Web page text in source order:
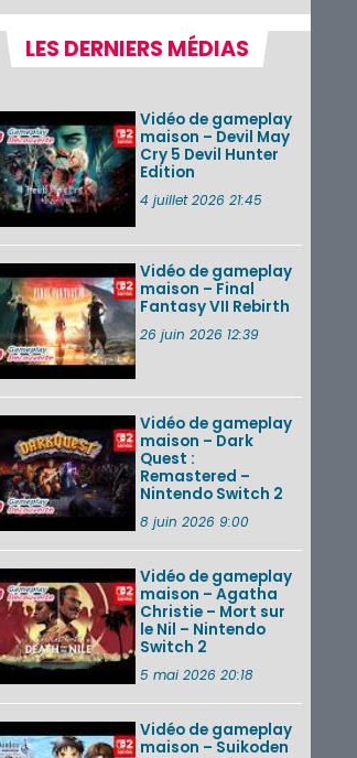
décembre ...
Nintendo Music :
des musiques de
morceaux du mode
Balade de ...
Les éditions
physiques de Tomb
Switch 2 en version
amé...
Splatoon 3 : le
festival Summer
Nights de retour du
VOIR PLUS DE NEWS
LES DERNIERS MÉDIAS
Vidéo de gameplay
maison – Devil May
Cry 5 Devil Hunter
Edition
4 juillet 2026 21:45
Vidéo de gameplay
maison – Final
Fantasy VII Rebirth
26 juin 2026 12:39
Vidéo de gameplay
maison – Dark
Quest :
Remastered –
Nintendo Switch 2
8 juin 2026 9:00
Vidéo de gameplay
maison – Agatha
Christie – Mort sur
le Nil – Nintendo
Switch 2
5 mai 2026 20:18
Vidéo de gameplay
maison – Suikoden